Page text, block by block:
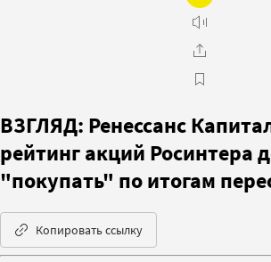
ВЗГЛЯД: Ренессанс
рейтинг акций Росинтера
"покупать" по итогам
Копировать ссылку